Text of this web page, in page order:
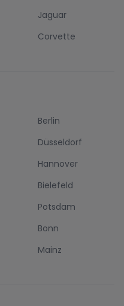
Jaguar
Corvette
Berlin
Düsseldorf
Hannover
Bielefeld
Potsdam
Bonn
Mainz